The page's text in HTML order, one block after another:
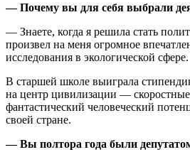
— Почему вы для себя выбрали
— Знаете, когда я решила стать
произвел на меня огромное
исследования в экологической сфере.
В старшей школе выиграла
на центр цивилизации —
фантастический человеческий
своей стране.
— Вы полтора года были